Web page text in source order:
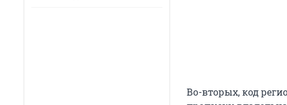
Во-вторых, код